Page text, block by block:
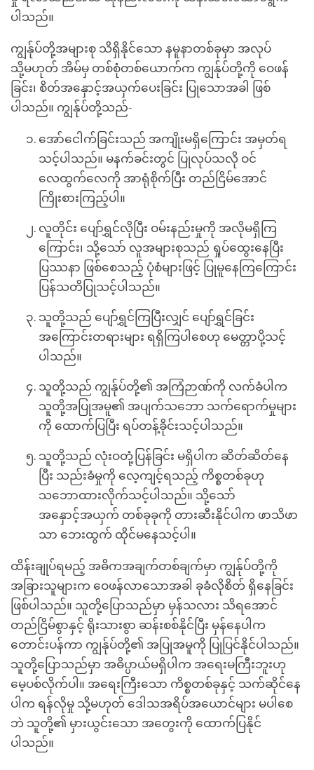
ပါသည်။
ကျွန်ုပ်တို့အများစု သိရှိနိုင်သော နမူနာတစ်ခုမှာ အလုပ်
သို့မဟုတ် အိမ်မှ တစ်စုံတစ်ယောက်က ကျွန်ုပ်တို့ကို ဝေဖန်
ခြင်း၊ စိတ်အနှောင့်အယှက်ပေးခြင်း ပြုသောအခါ ဖြစ်
ပါသည်။ ကျွန်ုပ်တို့သည်-
အော်ငေါက်ခြင်းသည် အကျိုးမရှိကြောင်း အမှတ်ရ
သင့်ပါသည်။ မနက်ခင်းတွင် ပြုလုပ်သလို ဝင်
လေထွက်လေကို အာရုံစိုက်ပြီး တည်ငြိမ်အောင်
ကြိုးစားကြည့်ပါ။
လူတိုင်း ပျော်ရွှင်လိုပြီး ဝမ်းနည်းမှုကို အလိုမရှိကြ
ကြောင်း၊ သို့သော် လူအများစုသည် ရှုပ်ထွေးနေပြီး
ပြဿနာ ဖြစ်စေသည့် ပုံစံများဖြင့် ပြုမူနေကြကြောင်း
ပြန်သတိပြုသင့်ပါသည်။
သူတို့သည် ပျော်ရွှင်ကြပြီးလျှင် ပျော်ရွှင်ခြင်း
အကြောင်းတရားများ ရရှိကြပါစေဟု မေတ္တာပို့သင့်
ပါသည်။
သူတို့သည် ကျွန်ုပ်တို့၏ အကြံဉာဏ်ကို လက်ခံပါက
သူတို့အပြုအမူ၏ အပျက်သဘော သက်ရောက်မှုများ
ကို ထောက်ပြပြီး ရပ်တန့်ခိုင်းသင့်ပါသည်။
သူတို့သည် လုံးဝတုံ့ပြန်ခြင်း မရှိပါက ဆိတ်ဆိတ်နေ
ပြီး သည်းခံမှုကို လေ့ကျင့်ရသည့် ကိစ္စတစ်ခုဟု
သဘောထားလိုက်သင့်ပါသည်။ သို့သော်
အနှောင့်အယှက် တစ်ခုခုကို တားဆီးနိုင်ပါက ဖာသိဖာ
သာ ဘေးထွက် ထိုင်မနေသင့်ပါ။
ထိန်းချုပ်ရမည့် အဓိကအချက်တစ်ချက်မှာ ကျွန်ုပ်တို့ကို
အခြားသူများက ဝေဖန်လာသောအခါ ခုခံလိုစိတ် ရှိနေခြင်း
ဖြစ်ပါသည်။ သူတို့ပြောသည်မှာ မှန်သလား သိရအောင်
တည်ငြိမ်စွာနှင့် ရိုးသားစွာ ဆန်းစစ်နိုင်ပြီး မှန်နေပါက
တောင်းပန်ကာ ကျွန်ုပ်တို့၏ အပြုအမူကို ပြုပြင်နိုင်ပါသည်။
သူတို့ပြောသည်မှာ အဓိပ္ပာယ်မရှိပါက အရေးမကြီးဘူးဟု
မေ့ပစ်လိုက်ပါ။ အရေးကြီးသော ကိစ္စတစ်ခုနှင့် သက်ဆိုင်နေ
ပါက ရန်လိုမှု သို့မဟုတ် ဒေါသအရိပ်အယောင်များ မပါစေ
ဘဲ သူတို့၏ မှားယွင်းသော အတွေးကို ထောက်ပြနိုင်
ပါသည်။